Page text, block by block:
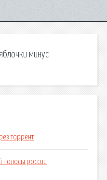
минус
торрент
полосы россии